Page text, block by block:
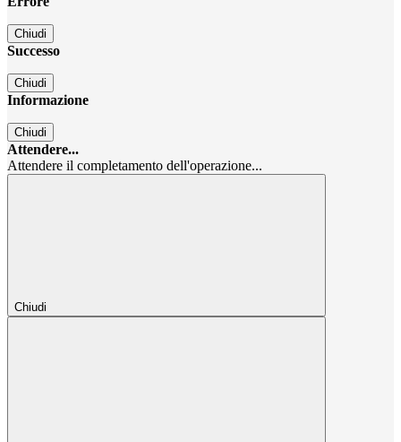
Chiudi
Successo
Chiudi
Informazione
Chiudi
Attendere...
Attendere il completamento dell'operazione...
Chiudi